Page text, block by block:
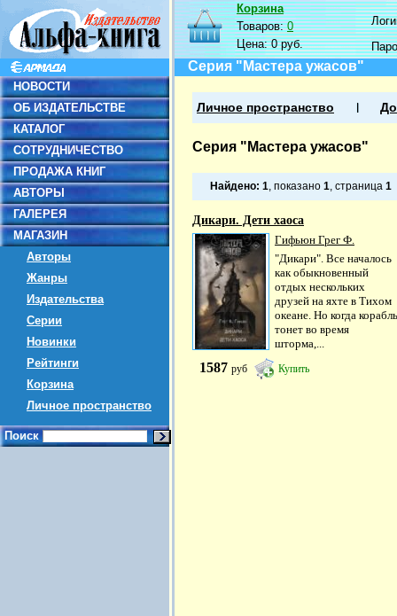
НОВОСТИ
ОБ ИЗДАТЕЛЬСТВЕ
КАТАЛОГ
СОТРУДНИЧЕСТВО
ПРОДАЖА КНИГ
АВТОРЫ
ГАЛЕРЕЯ
МАГАЗИН
Авторы
Жанры
Издательства
Серии
Новинки
Рейтинги
Корзина
Личное пространство
Поиск
Корзина
Товаров:0
Цена:0 руб.
Серия "Мастера ужасов"
Личное пространство
Серия "Мастера ужасов"
Найдено: 1, показано 1, страница 1
Дикари. Дети хаоса
Гифьюн Грег Ф.
"Дикари". Все началось
как обыкновенный
отдых нескольких
друзей на яхте в Тихом
океане. Но когда корабль
тонет во время
шторма,...
1587 руб Купить